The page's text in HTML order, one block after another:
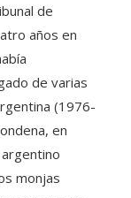
de
años en
de varias
(1976-
en
monjas